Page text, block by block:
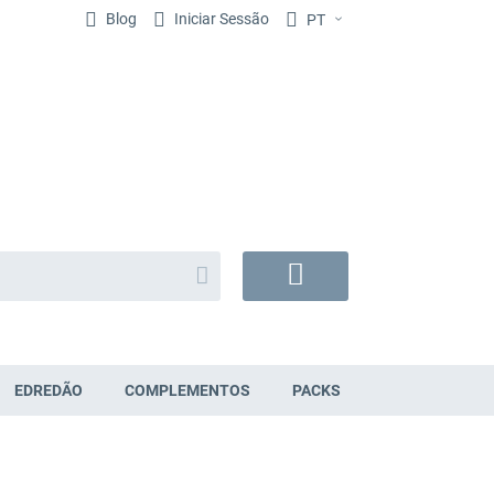
Blog Iniciar Sessão PT
Search
EDREDÃO COMPLEMENTOS PACKS